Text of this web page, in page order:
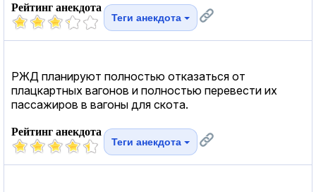
Рейтинг анекдота
Теги анекдота
РЖД планируют полностью отказаться от
плацкартных вагонов и полностью перевести их
пассажиров в вагоны для скота.
Рейтинг анекдота
Теги анекдота